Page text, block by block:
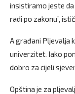
insistiramo jeste
radi po zakonu”,
A građani Pljevalja
univerzitet. Iako
dobro za cijeli
Opština je za